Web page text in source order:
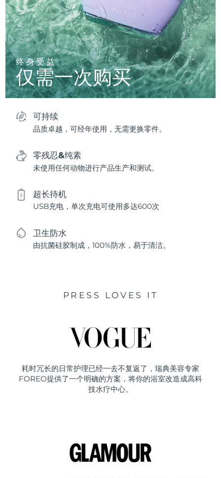
终身受益
仅需一次购买
可持续
品质卓越，可经年使用，无需更换零件。
零残忍&纯素
未使用任何动物进行产品生产和测试。
超长待机
USB充电，单次充电可使用多达600次
卫生防水
由抗菌硅胶制成，100%防水，易于清洁。
PRESS LOVES IT
耗时冗长的日常护理已经一去不复返了，瑞典美容专家
FOREO提供了一个明确的方案，将你的浴室改造成高科
技水疗中心。